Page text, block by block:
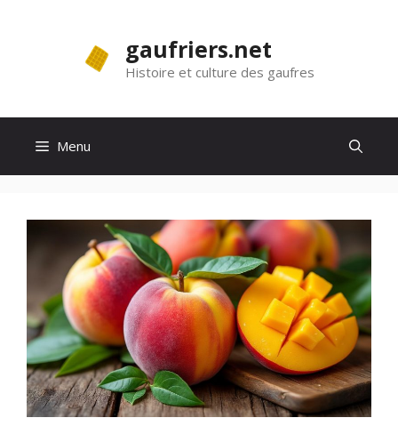
gaufriers.net
Histoire et culture des gaufres
Menu